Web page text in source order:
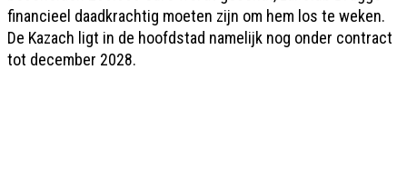
financieel daadkrachtig moeten zijn om hem los te weken.
De Kazach ligt in de hoofdstad namelijk nog onder contract
tot december 2028.